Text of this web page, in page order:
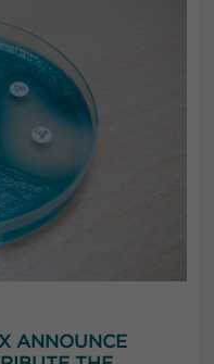
ANNOUNCE